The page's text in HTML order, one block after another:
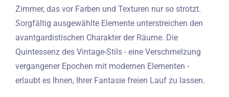
Zimmer, das vor Farben und Texturen nur so strotzt.
Sorgfältig ausgewählte Elemente unterstreichen den
avantgardistischen Charakter der Räume. Die
Quintessenz des Vintage-Stils - eine Verschmelzung
vergangener Epochen mit modernen Elementen -
erlaubt es Ihnen, Ihrer Fantasie freien Lauf zu lassen.